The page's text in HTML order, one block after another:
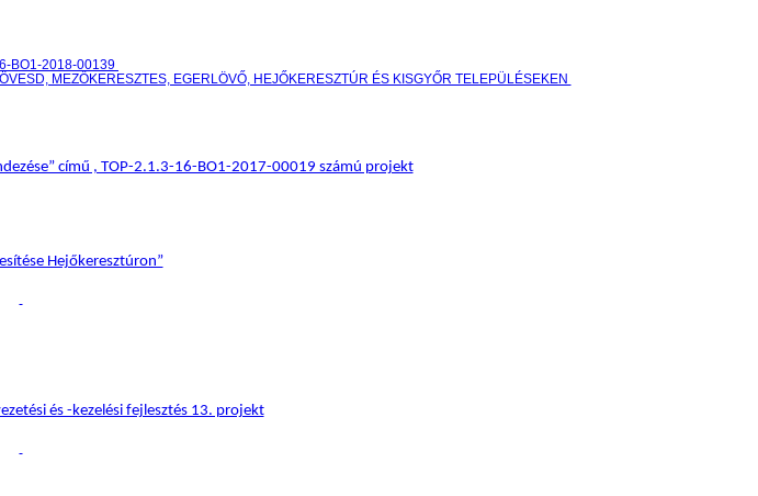
BO1-2018-00139
MEZŐKERESZTES, EGERLÖVŐ, HEJŐKERESZTÚR ÉS KISGYŐR TELEPÜLÉSEKEN
című , TOP-2.1.3-16-BO1-2017-00019 számú projekt
Hejőkeresztúron”
és -kezelési fejlesztés 13. projekt